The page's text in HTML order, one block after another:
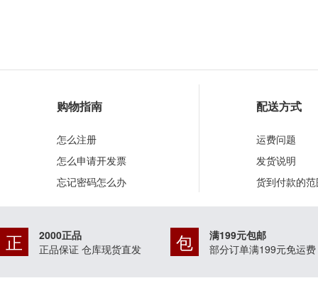
购物指南
怎么注册
怎么申请开发票
忘记密码怎么办
配送方式
运费问题
发货说明
货到付款的
正
2000正品
正品保证 仓库现货直发
包
满199元包邮
部分订单满199元免运费